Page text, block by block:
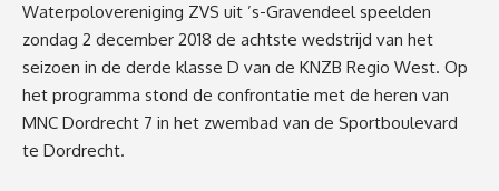
Waterpolovereniging ZVS uit ’s-Gravendeel speelden
zondag 2 december 2018 de achtste wedstrijd van het
seizoen in de derde klasse D van de KNZB Regio West. Op
het programma stond de confrontatie met de heren van
MNC Dordrecht 7 in het zwembad van de Sportboulevard
te Dordrecht.